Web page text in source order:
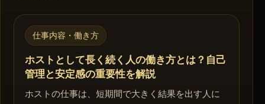
仕事内容・働き方
ホストとして長く続く人の働き方とは？自己
管理と安定感の重要性を解説
ホストの仕事は、短期間で大きく結果を出す人に